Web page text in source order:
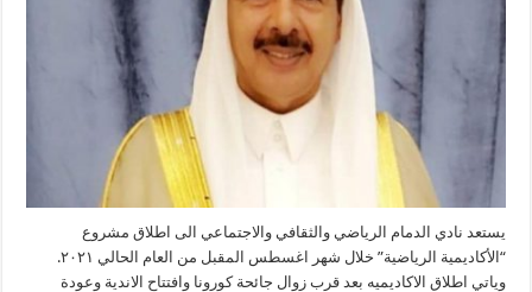
يستعد نادي الدمام الرياضي والثقافي والاجتماعي الى اطلاق مشروع
“الأكاديمية الرياضية” خلال شهر اغسطس المقبل من العام الحالي ٢٠٢١.
وياتي اطلاق الاكاديميه بعد قرب زوال جائحة كورونا وافتتاح الاندية وعودة